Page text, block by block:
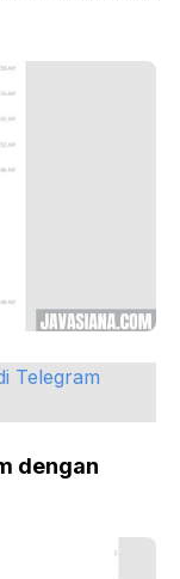
Telegram
dengan